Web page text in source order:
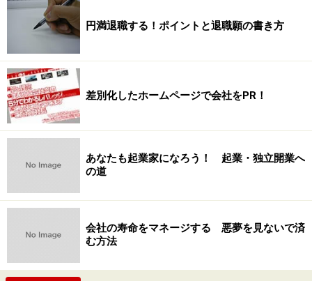
円満退職する！ポイントと退職願の書き方
差別化したホームページで会社をPR！
あなたも起業家になろう！ 起業・独立開業へ
の道
会社の寿命をマネージする 悪夢を見ないで済
む方法